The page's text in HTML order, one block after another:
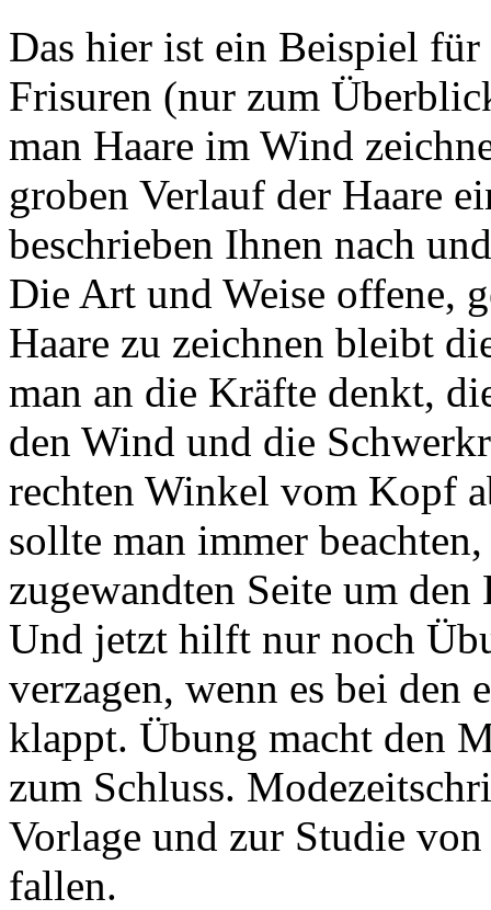
Das hier ist ein Beispiel
Frisuren (nur zum
man Haare im Wind
groben Verlauf der Haare
beschrieben Ihnen nach
Die Art und Weise offene,
Haare zu zeichnen bleibt
man an die Kräfte denkt,
den Wind und die
rechten Winkel vom Kopf
sollte man immer
zugewandten Seite um
Und jetzt hilft nur noch
verzagen, wenn es bei den
klappt. Übung macht den
zum Schluss.
Vorlage und zur Studie
fallen.